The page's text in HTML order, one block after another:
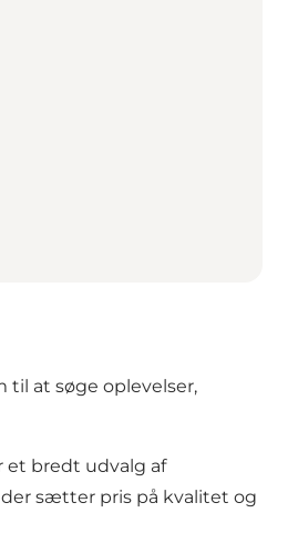
til at søge oplevelser,
et bredt udvalg af
sætter pris på kvalitet og